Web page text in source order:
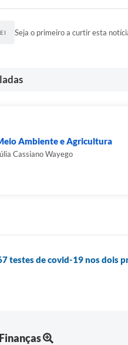
Seja o primeiro a curtir esta
Ambiente e Agricultura
Cassiano Wayego
testes de covid-19 nos dois
Finanças